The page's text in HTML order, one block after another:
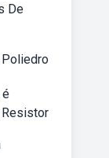
De
Poliedro
é